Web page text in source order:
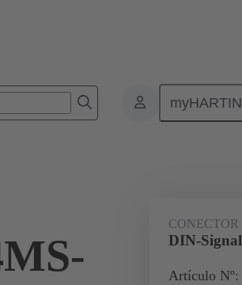
Conectores de placa a placa de
DIN-
Artículo Nº: